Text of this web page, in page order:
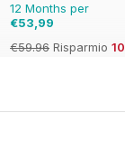
12 Months per
€53,99
€59.96 Risparmio